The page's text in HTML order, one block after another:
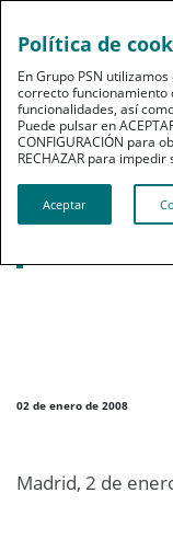
Noticias
PSN
02 de enero de 2008
Madrid, 2 de
Política de
En Grupo PSN
correcto funcionamiento
funcionalidades, así
Puede pulsar en
CONFIGURACIÓN para
RECHAZAR para
Aceptar